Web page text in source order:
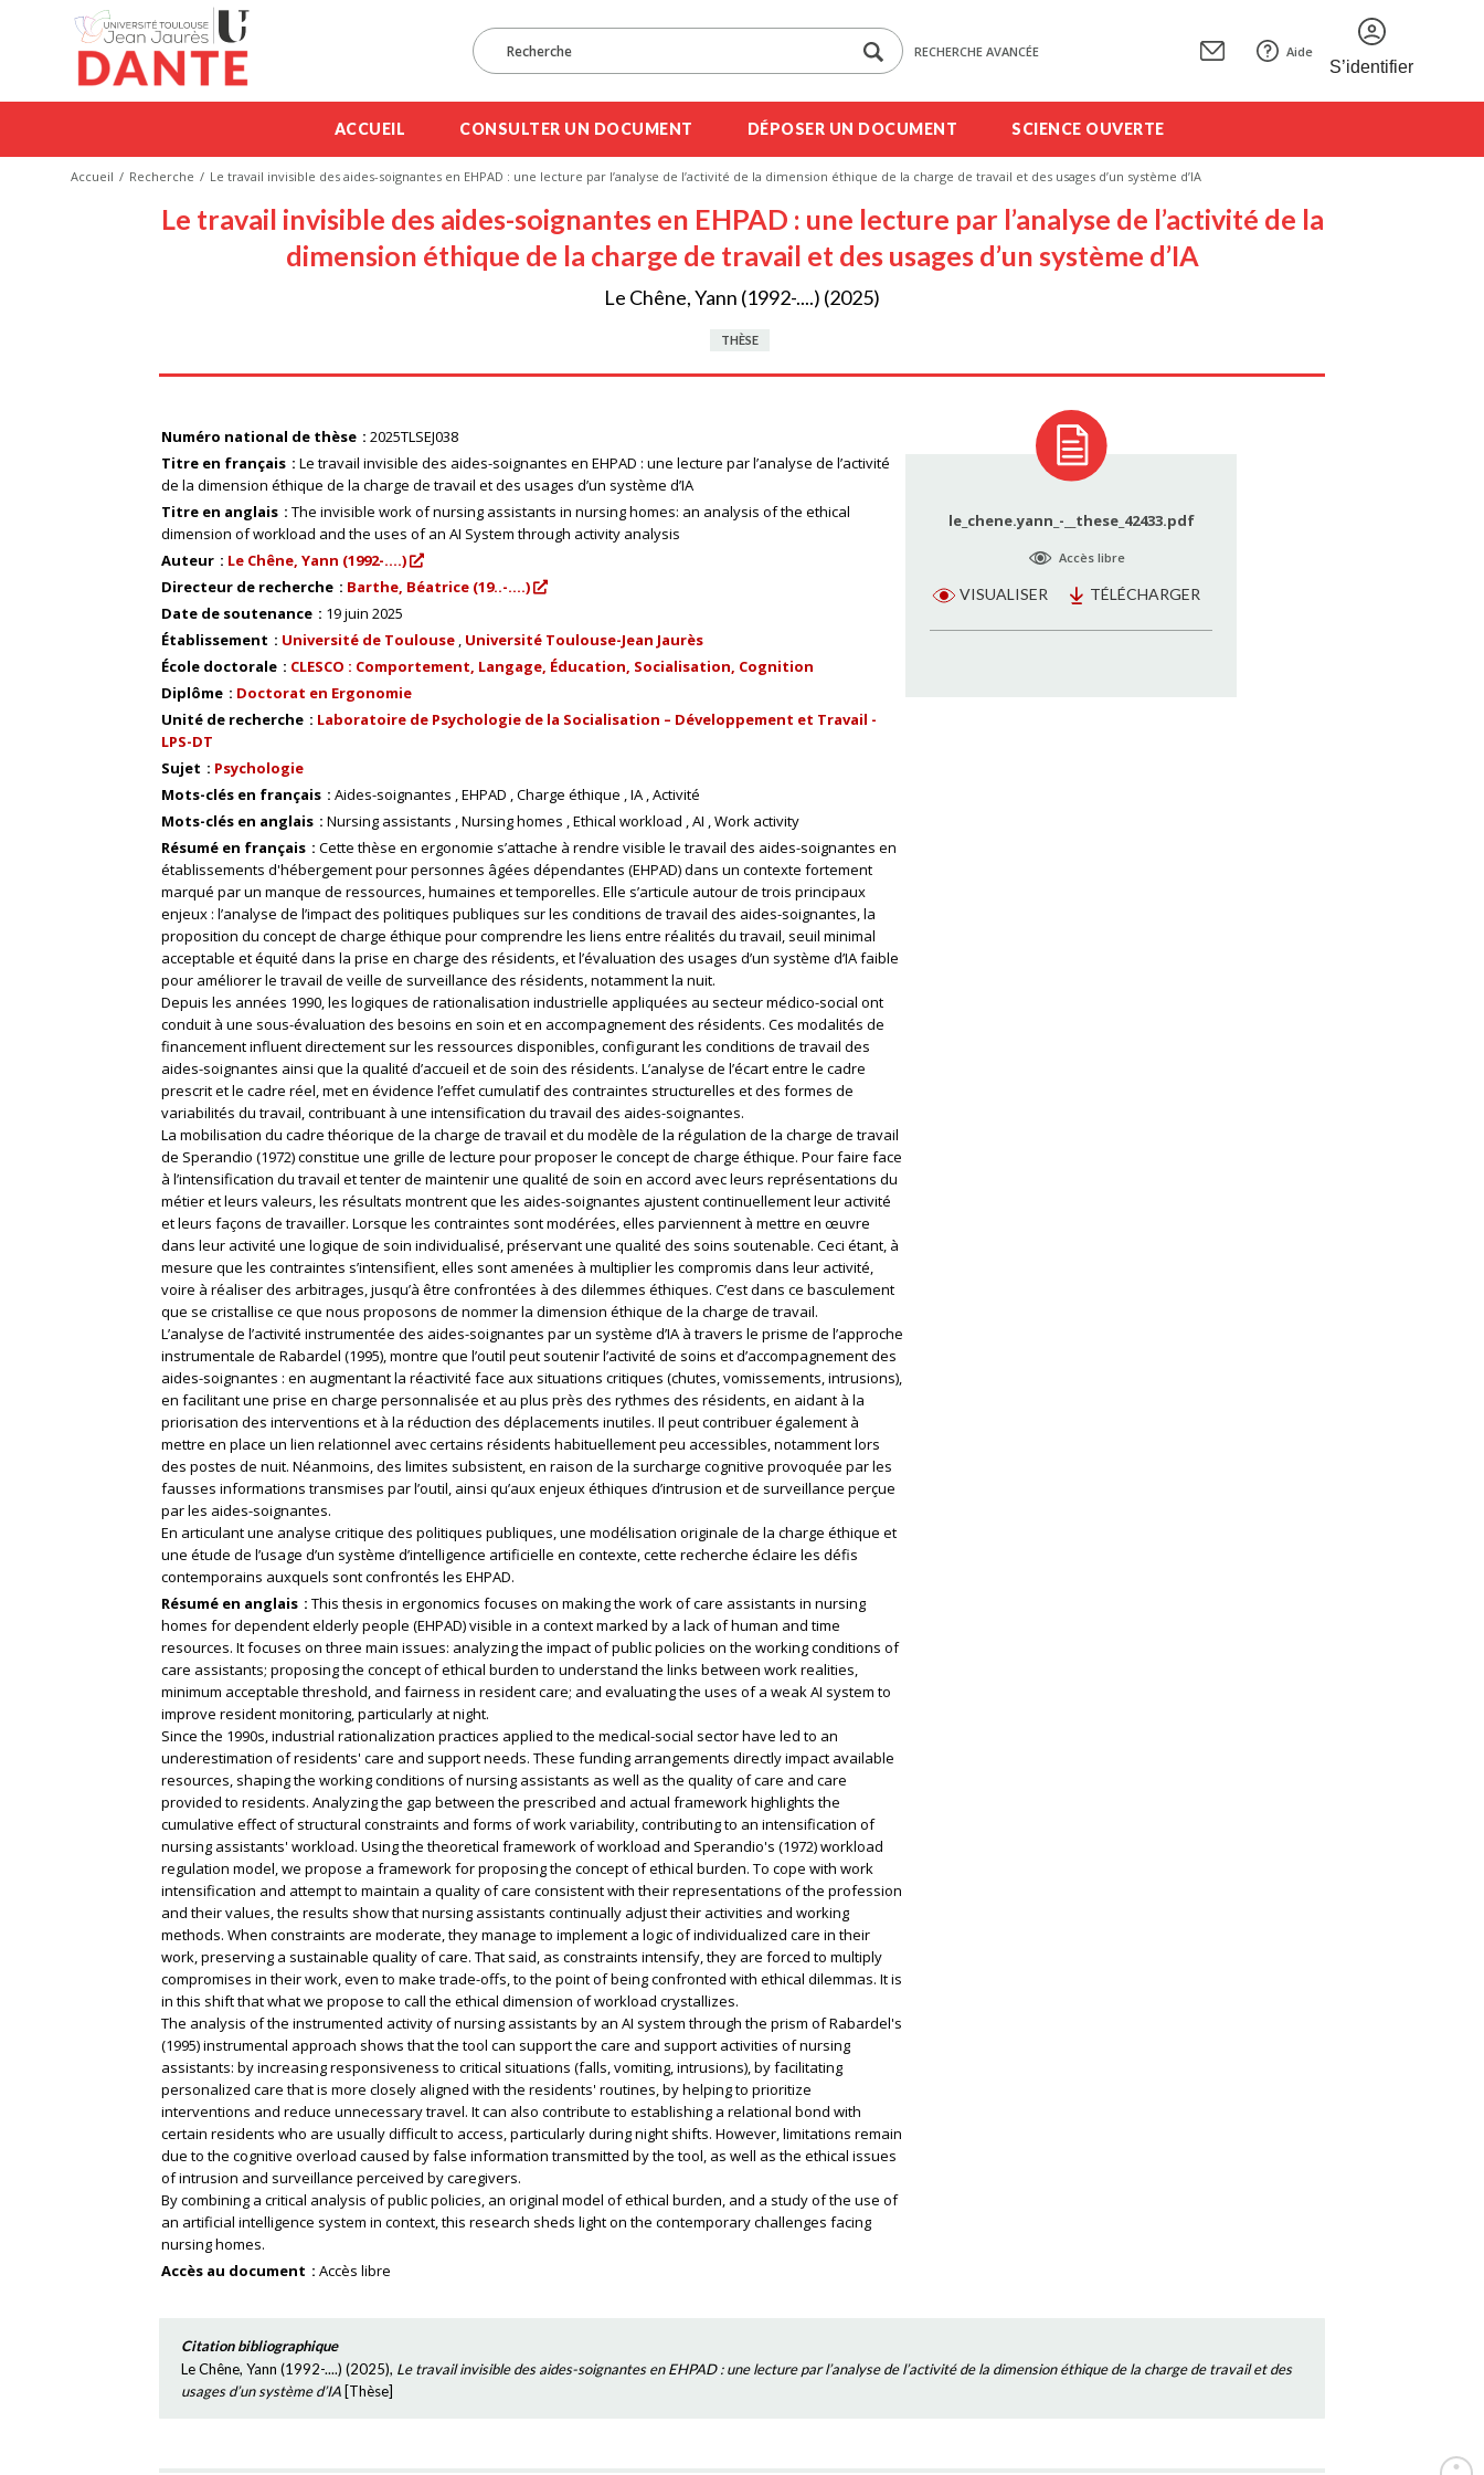
RECHERCHE AVANCÉE Aide
S’identifier
ACCUEIL CONSULTER UN DOCUMENT DÉPOSER UN DOCUMENT SCIENCE OUVERTE
Accueil Recherche Le travail invisible des aides-soignantes en EHPAD : une lecture par l’analyse de l’activité de la dimension éthique de la charge de travail et des usages d’un système d’IA
Le travail invisible des aides-soignantes en EHPAD : une lecture par l’analyse de l’activité de la
dimension éthique de la charge de travail et des usages d’un système d’IA
Le Chêne, Yann (1992-....) (2025)
THÈSE
Numéro national de thèse
2025TLSEJ038
Titre en français
Le travail invisible des aides-soignantes en EHPAD : une lecture par l’analyse de l’activité
de la dimension éthique de la charge de travail et des usages d’un système d’IA
Titre en anglais
The invisible work of nursing assistants in nursing homes: an analysis of the ethical
dimension of workload and the uses of an AI System through activity analysis
Auteur
Le Chêne, Yann (1992-....)
Directeur de recherche
Barthe, Béatrice (19..-....)
Date de soutenance
19 juin 2025
Établissement
Université de Toulouse Université Toulouse-Jean Jaurès
École doctorale
CLESCO : Comportement, Langage, Éducation, Socialisation, Cognition
Diplôme
Doctorat en Ergonomie
Unité de recherche
Laboratoire de Psychologie de la Socialisation – Développement et Travail -
LPS-DT
Sujet
Psychologie
Mots-clés en français
Aides-soignantes EHPAD Charge éthique IA Activité
Mots-clés en anglais
Nursing assistants Nursing homes Ethical workload AI Work activity
Résumé en français
Cette thèse en ergonomie s’attache à rendre visible le travail des aides-soignantes en
établissements d'hébergement pour personnes âgées dépendantes (EHPAD) dans un contexte fortement
marqué par un manque de ressources, humaines et temporelles. Elle s’articule autour de trois principaux
enjeux : l’analyse de l’impact des politiques publiques sur les conditions de travail des aides-soignantes, la
proposition du concept de charge éthique pour comprendre les liens entre réalités du travail, seuil minimal
acceptable et équité dans la prise en charge des résidents, et l’évaluation des usages d’un système d’IA faible
pour améliorer le travail de veille de surveillance des résidents, notamment la nuit.
Depuis les années 1990, les logiques de rationalisation industrielle appliquées au secteur médico-social ont
conduit à une sous-évaluation des besoins en soin et en accompagnement des résidents. Ces modalités de
financement influent directement sur les ressources disponibles, configurant les conditions de travail des
aides-soignantes ainsi que la qualité d’accueil et de soin des résidents. L’analyse de l’écart entre le cadre
prescrit et le cadre réel, met en évidence l’effet cumulatif des contraintes structurelles et des formes de
variabilités du travail, contribuant à une intensification du travail des aides-soignantes.
La mobilisation du cadre théorique de la charge de travail et du modèle de la régulation de la charge de travail
de Sperandio (1972) constitue une grille de lecture pour proposer le concept de charge éthique. Pour faire face
à l’intensification du travail et tenter de maintenir une qualité de soin en accord avec leurs représentations du
métier et leurs valeurs, les résultats montrent que les aides-soignantes ajustent continuellement leur activité
et leurs façons de travailler. Lorsque les contraintes sont modérées, elles parviennent à mettre en œuvre
dans leur activité une logique de soin individualisé, préservant une qualité des soins soutenable. Ceci étant, à
mesure que les contraintes s’intensifient, elles sont amenées à multiplier les compromis dans leur activité,
voire à réaliser des arbitrages, jusqu’à être confrontées à des dilemmes éthiques. C’est dans ce basculement
que se cristallise ce que nous proposons de nommer la dimension éthique de la charge de travail.
L’analyse de l’activité instrumentée des aides-soignantes par un système d’IA à travers le prisme de l’approche
instrumentale de Rabardel (1995), montre que l’outil peut soutenir l’activité de soins et d’accompagnement des
aides-soignantes : en augmentant la réactivité face aux situations critiques (chutes, vomissements, intrusions),
en facilitant une prise en charge personnalisée et au plus près des rythmes des résidents, en aidant à la
priorisation des interventions et à la réduction des déplacements inutiles. Il peut contribuer également à
mettre en place un lien relationnel avec certains résidents habituellement peu accessibles, notamment lors
des postes de nuit. Néanmoins, des limites subsistent, en raison de la surcharge cognitive provoquée par les
fausses informations transmises par l’outil, ainsi qu’aux enjeux éthiques d’intrusion et de surveillance perçue
par les aides-soignantes.
En articulant une analyse critique des politiques publiques, une modélisation originale de la charge éthique et
une étude de l’usage d’un système d’intelligence artificielle en contexte, cette recherche éclaire les défis
contemporains auxquels sont confrontés les EHPAD.
Résumé en anglais
This thesis in ergonomics focuses on making the work of care assistants in nursing
homes for dependent elderly people (EHPAD) visible in a context marked by a lack of human and time
resources. It focuses on three main issues: analyzing the impact of public policies on the working conditions of
care assistants; proposing the concept of ethical burden to understand the links between work realities,
minimum acceptable threshold, and fairness in resident care; and evaluating the uses of a weak AI system to
improve resident monitoring, particularly at night.
Since the 1990s, industrial rationalization practices applied to the medical-social sector have led to an
underestimation of residents' care and support needs. These funding arrangements directly impact available
resources, shaping the working conditions of nursing assistants as well as the quality of care and care
provided to residents. Analyzing the gap between the prescribed and actual framework highlights the
cumulative effect of structural constraints and forms of work variability, contributing to an intensification of
nursing assistants' workload. Using the theoretical framework of workload and Sperandio's (1972) workload
regulation model, we propose a framework for proposing the concept of ethical burden. To cope with work
intensification and attempt to maintain a quality of care consistent with their representations of the profession
and their values, the results show that nursing assistants continually adjust their activities and working
methods. When constraints are moderate, they manage to implement a logic of individualized care in their
work, preserving a sustainable quality of care. That said, as constraints intensify, they are forced to multiply
compromises in their work, even to make trade-offs, to the point of being confronted with ethical dilemmas. It is
in this shift that what we propose to call the ethical dimension of workload crystallizes.
The analysis of the instrumented activity of nursing assistants by an AI system through the prism of Rabardel's
(1995) instrumental approach shows that the tool can support the care and support activities of nursing
assistants: by increasing responsiveness to critical situations (falls, vomiting, intrusions), by facilitating
personalized care that is more closely aligned with the residents' routines, by helping to prioritize
interventions and reduce unnecessary travel. It can also contribute to establishing a relational bond with
certain residents who are usually difficult to access, particularly during night shifts. However, limitations remain
due to the cognitive overload caused by false information transmitted by the tool, as well as the ethical issues
of intrusion and surveillance perceived by caregivers.
By combining a critical analysis of public policies, an original model of ethical burden, and a study of the use of
an artificial intelligence system in context, this research sheds light on the contemporary challenges facing
nursing homes.
Accès au document
Accès libre
le_chene.yann_-__these_42433.pdf
Accès libre
VISUALISER TÉLÉCHARGER
Citation bibliographique
Le Chêne, Yann (1992-....) (2025), Le travail invisible des aides-soignantes en EHPAD : une lecture par l’analyse de l’activité de la dimension éthique de la charge de travail et des
usages d’un système d’IA [Thèse]